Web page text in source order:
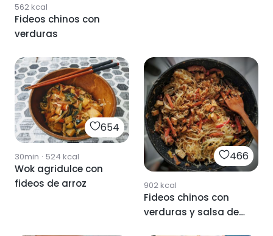
562kcal
Fideos chinos con
verduras
654
30min · 524 kcal
Wok agridulce con
fideos de arroz
466
902kcal
Fideos chinos con
verduras y salsa de